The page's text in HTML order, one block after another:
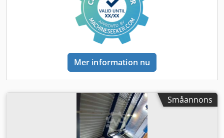
Mer information nu
Småannons